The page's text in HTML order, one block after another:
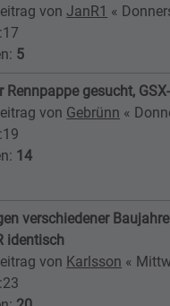
vonJanR1 «
5
Rennpappe gesucht,
von Gebrünn «
14
verschiedener
identisch
von Karlsson «